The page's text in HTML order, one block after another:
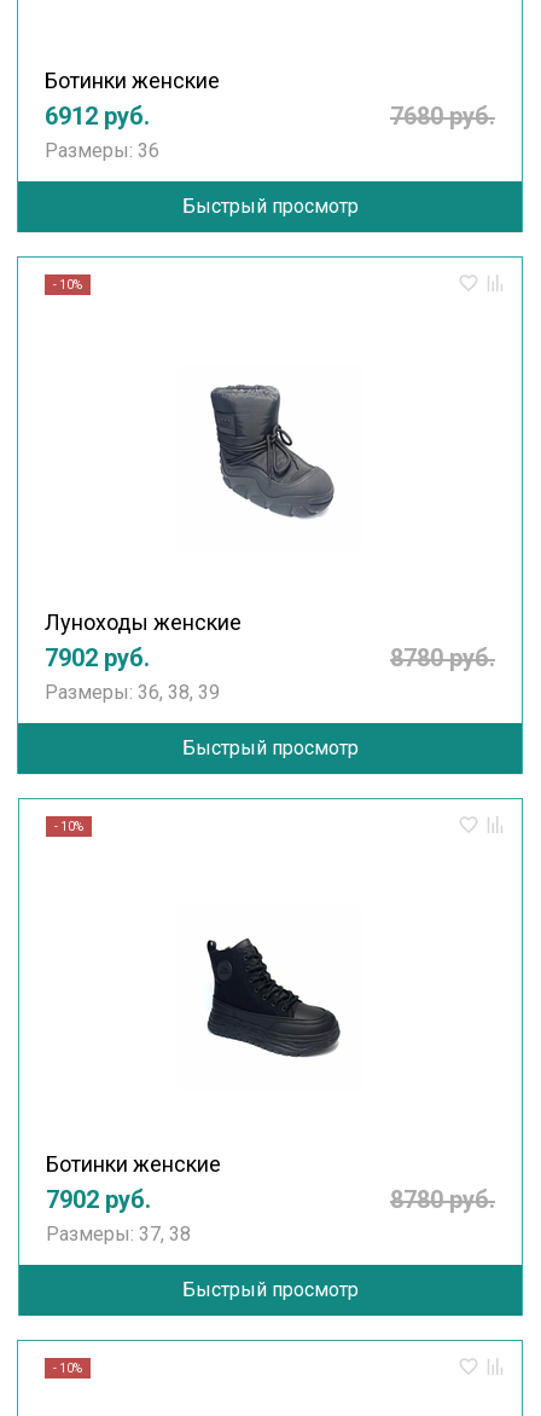
Ботинки женские
6912 руб. 7680 руб.
Размеры: 36
Быстрый просмотр
- 10%
Луноходы женские
7902 руб. 8780 руб.
Размеры: 36, 38, 39
Быстрый просмотр
- 10%
Ботинки женские
7902 руб. 8780 руб.
Размеры: 37, 38
Быстрый просмотр
- 10%